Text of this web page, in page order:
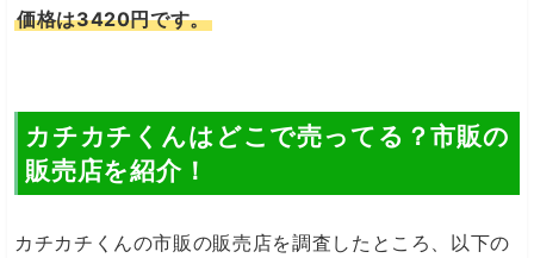
価格は3420円です。
カチカチくんはどこで売ってる？市販の
販売店を紹介！
カチカチくんの市販の販売店を調査したところ、以下の